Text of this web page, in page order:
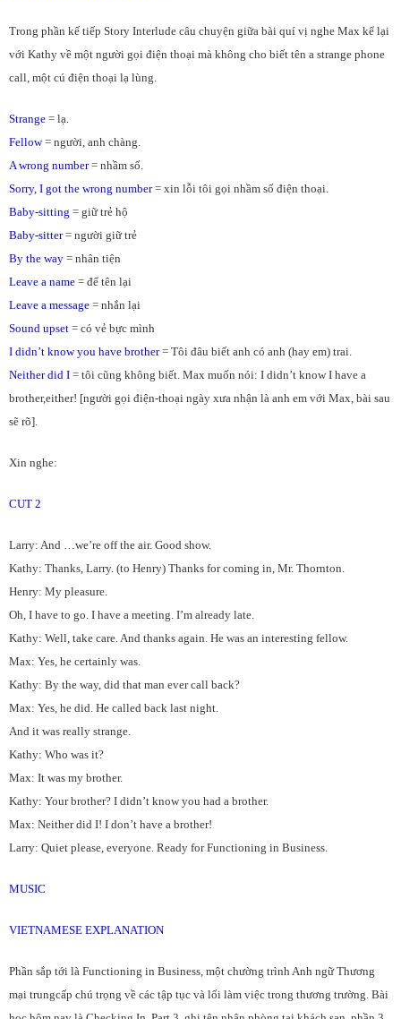
Trong phần kế tiếp Story Interlude câu chuyện giữa bài quí vị nghe Max kể lại
với Kathy về một người gọi điện thoại mà không cho biết tên a strange phone
call, một cú điện thoại lạ lùng.
Strange = lạ.
Fellow= người, anh chàng.
A wrong number= nhầm số.
Sorry, I got the wrong number= xin lỗi tôi gọi nhầm số điện thoại.
Baby-sitting = giữ trẻ hộ
Baby-sitter= người giữ trẻ
By the way = nhân tiện
Leave a name = để tên lại
Leave a message = nhắn lại
Sound upset = có vẻ bực mình
I didn’t know you have brother= Tôi đâu biết anh có anh (hay em) trai.
Neither did I = tôi cũng không biết. Max muốn nói: I didn’t know I have a
brother,either! [người gọi điện-thoại ngày xưa nhận là anh em với Max, bài sau
sẽ rõ].
Xin nghe:
CUT 2
Larry: And …we’re off the air. Good show.
Kathy: Thanks, Larry. (to Henry) Thanks for coming in, Mr. Thornton.
Henry: My pleasure.
Oh, I have to go. I have a meeting. I’m already late.
Kathy: Well, take care. And thanks again. He was an interesting fellow.
Max: Yes, he certainly was.
Kathy: By the way, did that man ever call back?
Max: Yes, he did. He called back last night.
And it was really strange.
Kathy: Who was it?
Max: It was my brother.
Kathy: Your brother? I didn’t know you had a brother.
Max: Neither did I! I don’t have a brother!
Larry: Quiet please, everyone. Ready for Functioning in Business.
MUSIC
VIETNAMESE EXPLANATION
Phần sắp tới là Functioning in Business, một chường trình Anh ngữ Thương
mại trungcấp chú trọng về các tập tục và lối làm việc trong thương trường. Bài